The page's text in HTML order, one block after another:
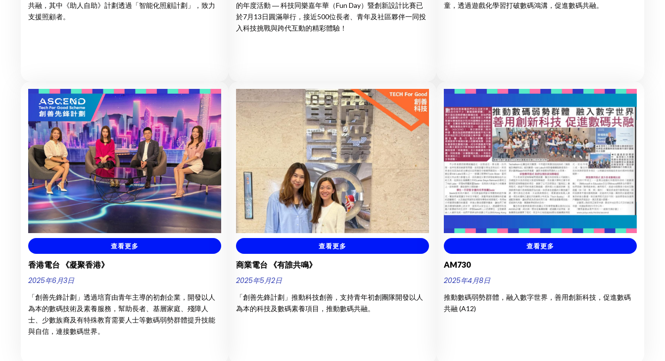
共融，其中《助人自助》計劃透過「智能化照顧計劃」，致力
支援照顧者。
的年度活動 ― 科技同樂嘉年華（Fun Day）暨創新設計比賽已
於7月13日圓滿舉行，接近500位長者、青年及社區夥伴一同投
入科技挑戰與跨代互動的精彩體驗！
童，透過遊戲化學習打破數碼鴻溝，促進數碼共融。
查看更多
香港電台 《凝聚香港》
2025年6月3日
「創善先鋒計劃」透過培育由青年主導的初創企業，開發以人
為本的數碼技術及素養服務，幫助長者、基層家庭、殘障人
士、少數族裔及有特殊教育需要人士等數碼弱勢群體提升技能
與自信，連接數碼世界。
查看更多
商業電台 《有誰共鳴》
2025年5月2日
「創善先鋒計劃」推動科技創善，支持青年初創團隊開發以人
為本的科技及數碼素養項目，推動數碼共融。
查看更多
AM730
2025年4月8日
推動數碼弱勢群體，融入數字世界，善用創新科技，促進數碼
共融 (A12)